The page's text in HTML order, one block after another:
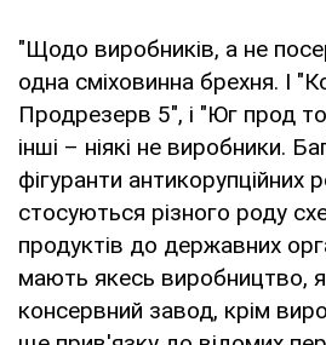
"Щодо виробників, а не
одна сміховинна брехня. І
Продрезерв 5", і "Юг прод
інші – ніякі не виробники.
фігуранти антикорупційних
стосуються різного роду
продуктів до державних
мають якесь виробництво,
консервний завод, крім